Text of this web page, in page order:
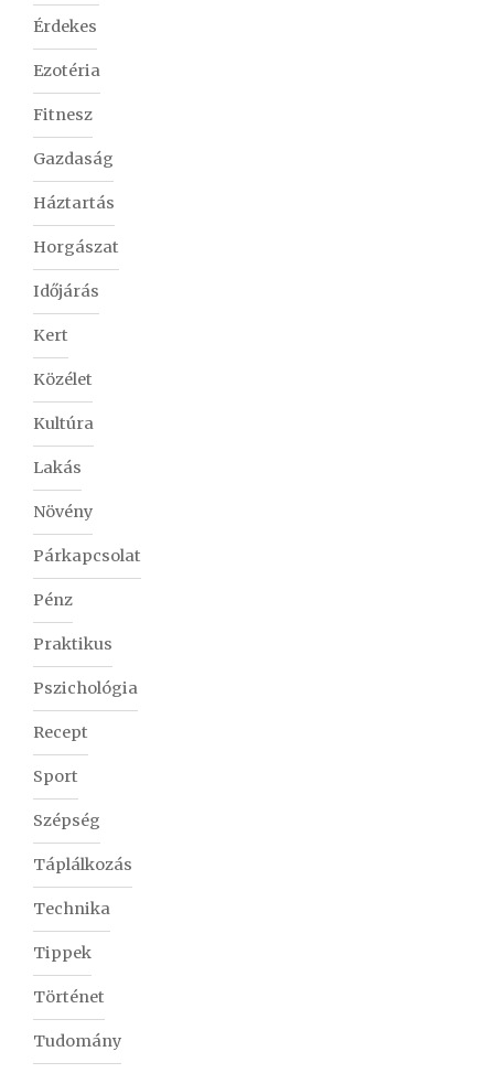
Érdekes
Ezotéria
Fitnesz
Gazdaság
Háztartás
Horgászat
Időjárás
Kert
Közélet
Kultúra
Lakás
Növény
Párkapcsolat
Pénz
Praktikus
Pszichológia
Recept
Sport
Szépség
Táplálkozás
Technika
Tippek
Történet
Tudomány